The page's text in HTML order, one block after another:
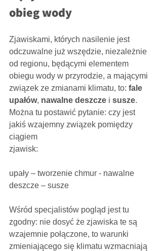
obieg wody
Zjawiskami, których nasilenie jest
odczuwalne już wszędzie, niezależnie
od regionu, będącymi elementem
obiegu wody w przyrodzie, a mającymi
związek ze zmianami klimatu, to: fale
upałów, nawalne deszcze i susze.
Można tu postawić pytanie: czy jest
jakiś wzajemny związek pomiędzy
ciągiem
zjawisk:
upały – tworzenie chmur - nawalne
deszcze – susze
Wśród specjalistów pogląd jest tu
zgodny: nie dosyć że zjawiska te są
wzajemnie połączone, to warunki
zmieniającego się klimatu wzmacniają